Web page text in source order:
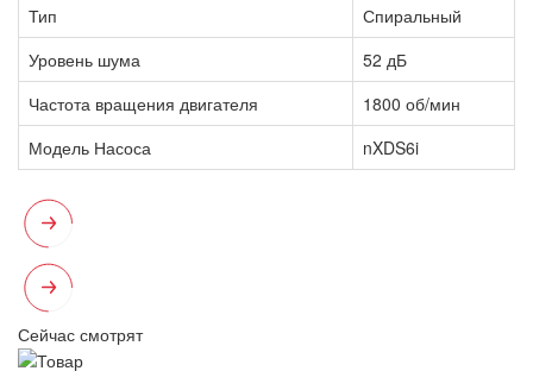
Тип
Спиральный
Уровень шума
52 дБ
Частота вращения двигателя
1800 об/мин
Модель Насоса
nXDS6i
Сейчас смотрят